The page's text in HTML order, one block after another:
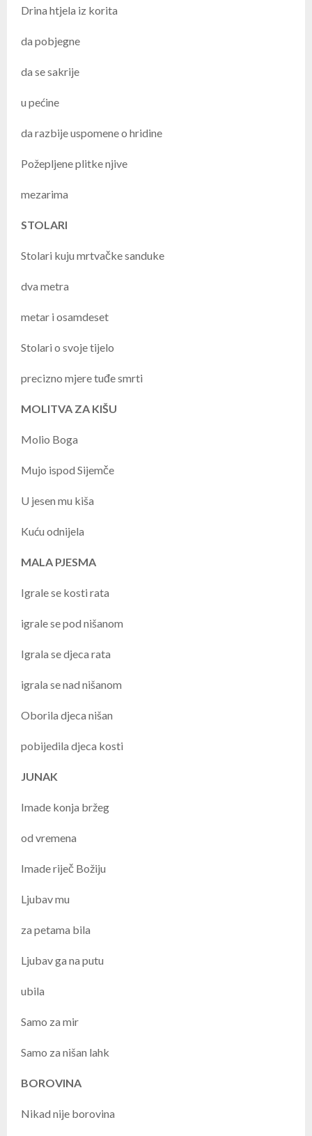
Drina htjela iz korita
da pobjegne
da se sakrije
u pećine
da razbije uspomene o hridine
Požepljene plitke njive
mezarima
STOLARI
Stolari kuju mrtvačke sanduke
dva metra
metar i osamdeset
Stolari o svoje tijelo
precizno mjere tuđe smrti
MOLITVA ZA KIŠU
Molio Boga
Mujo ispod Sijemče
U jesen mu kiša
Kuću odnijela
MALA PJESMA
Igrale se kosti rata
igrale se pod nišanom
Igrala se djeca rata
igrala se nad nišanom
Oborila djeca nišan
pobijedila djeca kosti
JUNAK
Imade konja bržeg
od vremena
Imade riječ Božiju
Ljubav mu
za petama bila
Ljubav ga na putu
ubila
Samo za mir
Samo za nišan lahk
BOROVINA
Nikad nije borovina